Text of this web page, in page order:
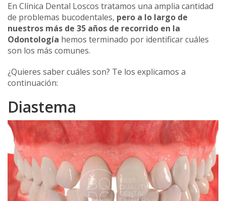
En Clínica Dental Loscos tratamos una amplia cantidad
de problemas bucodentales, pero a lo largo de
nuestros más de 35 años de recorrido en la
Odontología hemos terminado por identificar cuáles
son los más comunes.
¿Quieres saber cuáles son? Te los explicamos a
continuación:
Diastema